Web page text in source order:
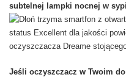
subtelnej lampki nocnej w
Jeśli oczyszczacz w Twoim